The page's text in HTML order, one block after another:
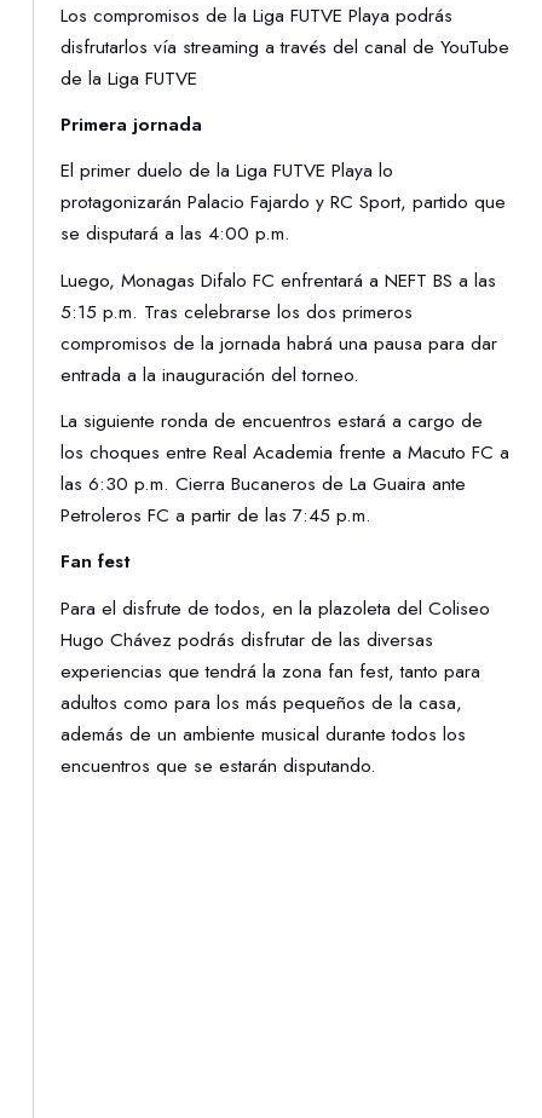
Los compromisos de la Liga FUTVE Playa podrás
disfrutarlos vía streaming a través del canal de YouTube
de la Liga FUTVE
Primera jornada
El primer duelo de la Liga FUTVE Playa lo
protagonizarán Palacio Fajardo y RC Sport, partido que
se disputará a las 4:00 p.m.
Luego, Monagas Difalo FC enfrentará a NEFT BS a las
5:15 p.m. Tras celebrarse los dos primeros
compromisos de la jornada habrá una pausa para dar
entrada a la inauguración del torneo.
La siguiente ronda de encuentros estará a cargo de
los choques entre Real Academia frente a Macuto FC a
las 6:30 p.m. Cierra Bucaneros de La Guaira ante
Petroleros FC a partir de las 7:45 p.m.
Fan fest
Para el disfrute de todos, en la plazoleta del Coliseo
Hugo Chávez podrás disfrutar de las diversas
experiencias que tendrá la zona fan fest, tanto para
adultos como para los más pequeños de la casa,
además de un ambiente musical durante todos los
encuentros que se estarán disputando.